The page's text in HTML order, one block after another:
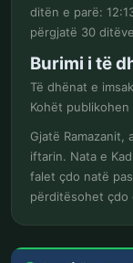
ditën e parë:
përgjatë 30
Burimi i të
Të dhënat e
Kohët
Gjatë Ramazanit,
iftarin. Nata e
falet çdo natë
përditësohet çdo